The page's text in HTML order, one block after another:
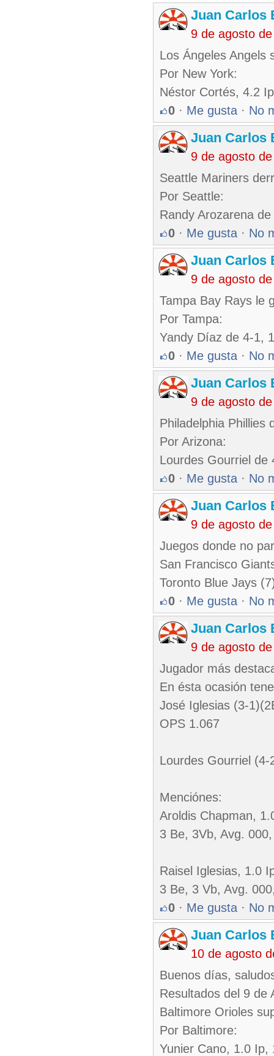
Juan Carlos
9 de agosto
Los Ángeles Angels
Por New York:
Néstor Cortés, 4.2
0 · Me gusta · No
Juan Carlos
9 de agosto
Seattle Mariners
Por Seattle:
Randy Arozarena
0 · Me gusta · No
Juan Carlos
9 de agosto
Tampa Bay Rays le
Por Tampa:
Yandy Díaz de 4-1,
0 · Me gusta · No
Juan Carlos
9 de agosto
Philadelphia Phillies
Por Arizona:
Lourdes Gourriel de
0 · Me gusta · No
Juan Carlos
9 de agosto
Juegos donde no
San Francisco
Toronto Blue Jays
0 · Me gusta · No
Juan Carlos
9 de agosto
Jugador más
En ésta ocasión
José Iglesias (3-
OPS 1.067
Lourdes Gourriel
Menciónes:
Aroldis Chapman,
3 Be, 3Vb, Avg.
Raisel Iglesias, 1.0
3 Be, 3 Vb, Avg.
0 · Me gusta · No
Juan Carlos
10 de agosto
Buenos días,
Resultados del 9 de
Baltimore Orioles
Por Baltimore:
Yunier Cano, 1.0 Ip,